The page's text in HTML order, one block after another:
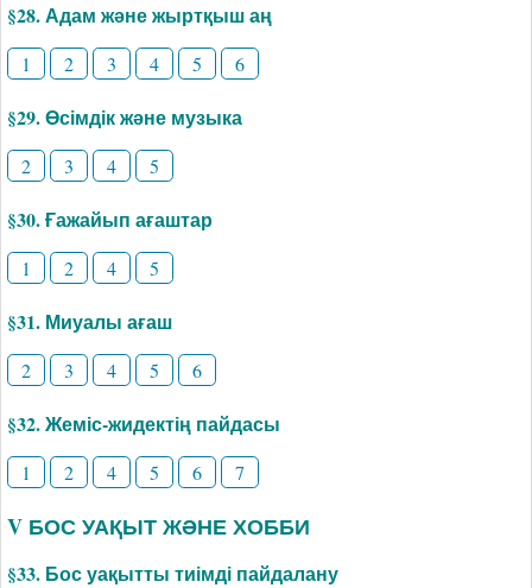
§28. Адам және жыртқыш аң
1 2 3 4 5 6
§29. Өсімдік және музыка
2 3 4 5
§30. Ғажайып ағаштар
1 2 4 5
§31. Миуалы ағаш
2 3 4 5 6
§32. Жеміс-жидектің пайдасы
1 2 4 5 6 7
V БОС УАҚЫТ ЖӘНЕ ХОББИ
§33. Бос уақытты тиімді пайдалану